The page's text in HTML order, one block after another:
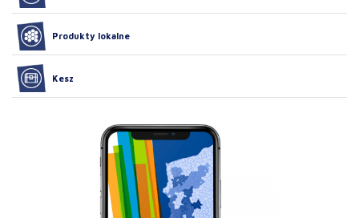
Produkty lokalne
Kesz